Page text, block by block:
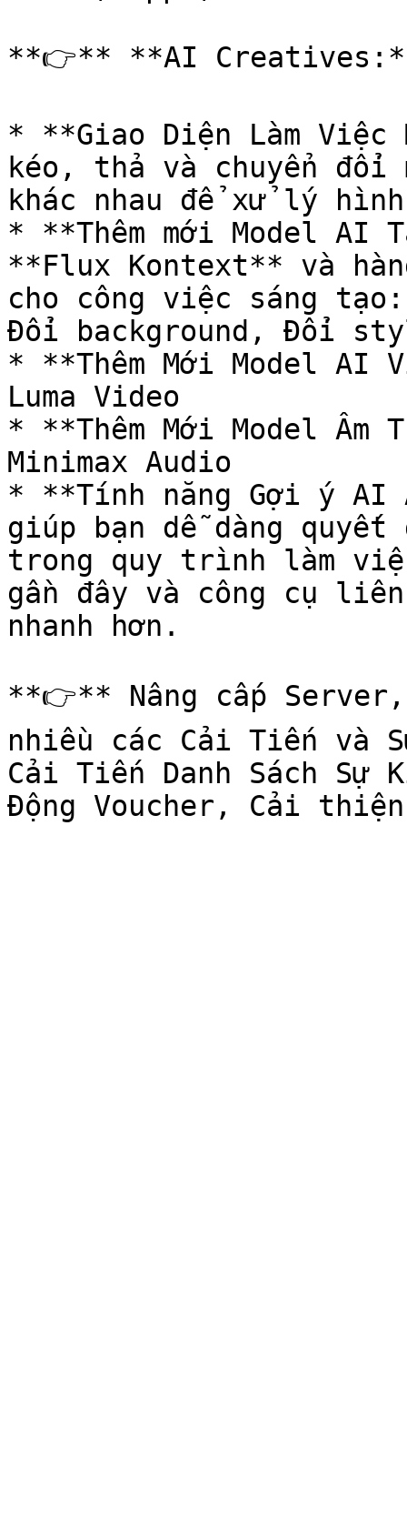
**👉** **AI
* **Giao Diện Làm Việc
kéo, thả và chuyển đổi
khác nhau để xử lý
* **Thêm mới Model AI
**Flux Kontext** và
cho công việc sáng
Đổi background, Đổi
* **Thêm Mới Model
Luma Video
* **Thêm Mới Model Âm
Minimax Audio
* **Tính năng Gợi ý AI
giúp bạn dễ dàng
trong quy trình làm
gần đây và công cụ
nhanh hơn.
**👉** Nâng cấp Server,
nhiều các Cải Tiến và
Cải Tiến Danh Sách Sự